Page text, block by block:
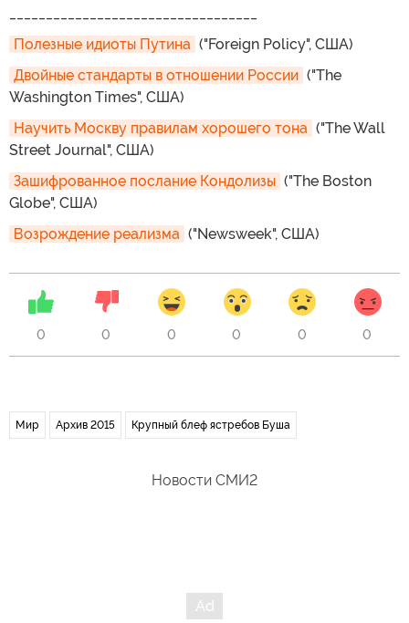
Полезные идиоты Путина ("Foreign Policy", США)
Двойные стандарты в отношении России ("The
Washington Times", США)
Научить Москву правилам хорошего тона ("The Wall
Street Journal", США)
Зашифрованное послание Кондолизы ("The Boston
Globe", США)
Возрождение реализма ("Newsweek", США)
0 0 0 0 0 0
Мир Архив 2015 Крупный блеф ястребов Буша
Новости СМИ2